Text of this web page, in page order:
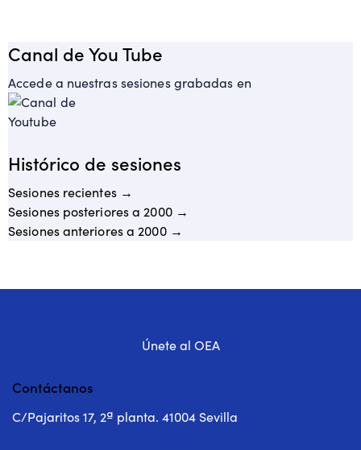
Canal de You Tube
Accede a nuestras sesiones grabadas en
Histórico de sesiones
Sesiones recientes →
Sesiones posteriores a 2000 →
Sesiones anteriores a 2000 →
Únete al OEA
Contáctanos
C/Pajaritos 17, 2ª planta. 41004 Sevilla